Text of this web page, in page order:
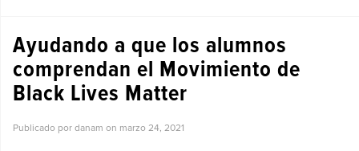
Ayudando a que los alumnos
comprendan el Movimiento de
Black Lives Matter
Publicado por danam on marzo 24, 2021